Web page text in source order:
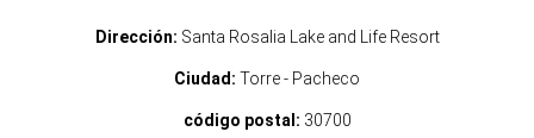
Dirección: Santa Rosalia Lake and Life Resort
Ciudad: Torre - Pacheco
código postal: 30700